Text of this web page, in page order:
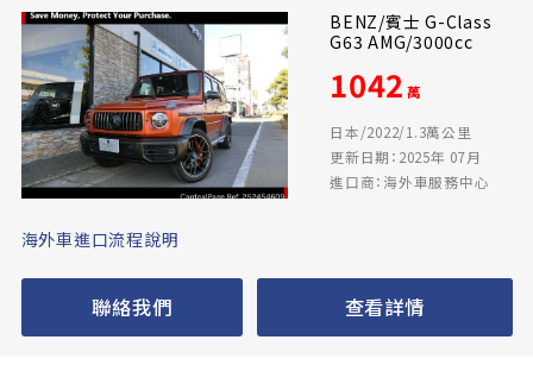
BENZ/賓士 G-Class
G63 AMG/3000cc
1042 萬
日本/2022/1.3萬公里
更新日期：2025年 07月
進口商：海外車服務中心
海外車進口流程說明
聯絡我們 查看詳情